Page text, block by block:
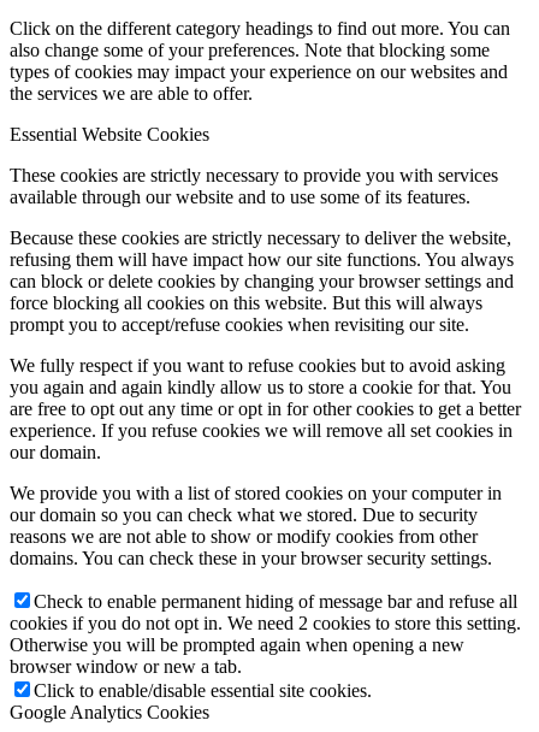
Click on the different category headings to find out more. You can
also change some of your preferences. Note that blocking some
types of cookies may impact your experience on our websites and
the services we are able to offer.
Essential Website Cookies
These cookies are strictly necessary to provide you with services
available through our website and to use some of its features.
Because these cookies are strictly necessary to deliver the website,
refusing them will have impact how our site functions. You always
can block or delete cookies by changing your browser settings and
force blocking all cookies on this website. But this will always
prompt you to accept/refuse cookies when revisiting our site.
We fully respect if you want to refuse cookies but to avoid asking
you again and again kindly allow us to store a cookie for that. You
are free to opt out any time or opt in for other cookies to get a better
experience. If you refuse cookies we will remove all set cookies in
our domain.
We provide you with a list of stored cookies on your computer in
our domain so you can check what we stored. Due to security
reasons we are not able to show or modify cookies from other
domains. You can check these in your browser security settings.
Check to enable permanent hiding of message bar and refuse all
cookies if you do not opt in. We need 2 cookies to store this setting.
Otherwise you will be prompted again when opening a new
browser window or new a tab.
Click to enable/disable essential site cookies.
Google Analytics Cookies